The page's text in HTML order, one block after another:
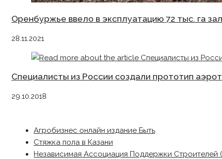
Оренбуржье ввело в эксплуатацию 72 тыс. га
28.11.2021
Специалисты из России создали прототип
29.10.2018
Агробизнес онлайн издание Быть
Стяжка пола в Казани
Независимая Ассоциация Поддержки Строителей